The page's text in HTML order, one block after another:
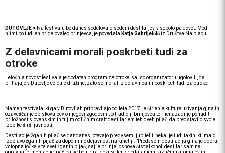
DUTOVLJE > Na festivalu bo danes sodelovalo sedem destilarjev, v soboto pa devet. Med
njimi bo tudi en pridelovalec brinjevca, je povedala Katja Gabrijelčičiz Društva Na placu.
Z delavnicami morali poskrbeti tudi za
otroke
Letošnja novost festivala je dodaten program za otroke, saj so organizatorji ugotovili, da
prihajajo v Dutovlje celotne družine, zato so morali z delavnicami poskrbeti tudi za otroke.
Namen festivala, ki ga v Dutovljah pripravljajo od leta 2017, je širjenje kulture uživanja gina in
ozaveščanje obiskovalcev o njegovi zgodovini, o tradiciji brinjevca ter nenazadnje ponuditi
priložnost slovenskim in tujim odličnim craft destilarjem teh dveh pijač, da predstavijo svoje
izdelke širši javnosti.
Destilacije žganih pijač se dandanes lotevajo predvsem ljubitelji, nekaj je tudi takih, ki imajo
izdelavo žganih pijač za dopolnilno dejavnost na kmetiji. "Predvsem destilacija gina je dobra
vstopna točka v ta svet žganih pijač, saj je pri njej osnova čist alkohol, destilar sam ne